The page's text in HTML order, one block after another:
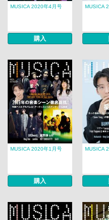
MUSICA 2020年4月号
購入
MUSICA
MUSICA 2020年1月号
購入
MUSICA